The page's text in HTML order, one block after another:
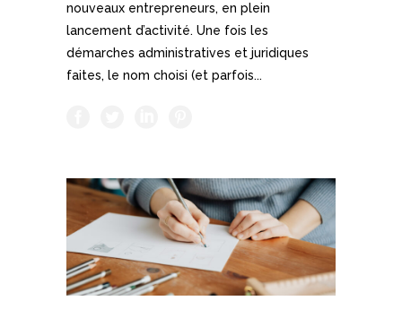
nouveaux entrepreneurs, en plein
lancement d’activité. Une fois les
démarches administratives et juridiques
faites, le nom choisi (et parfois...